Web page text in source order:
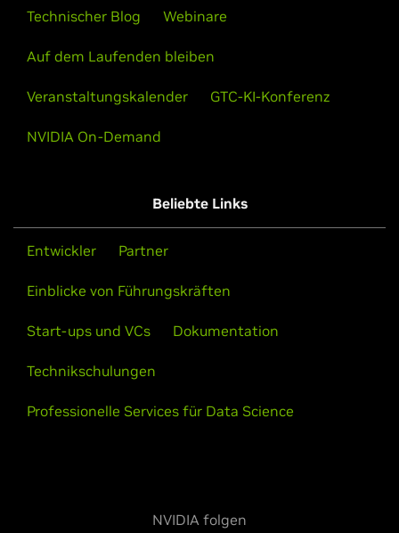
Technischer Blog Webinare
Auf dem Laufenden bleiben
Veranstaltungskalender GTC-KI-Konferenz
NVIDIA On-Demand
Beliebte Links
Entwickler Partner
Einblicke von Führungskräften
Start-ups und VCs Dokumentation
Technikschulungen
Professionelle Services für Data Science
NVIDIA folgen